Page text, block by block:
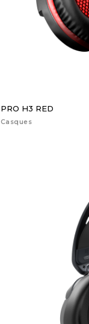
PRO H3 RED
Casques